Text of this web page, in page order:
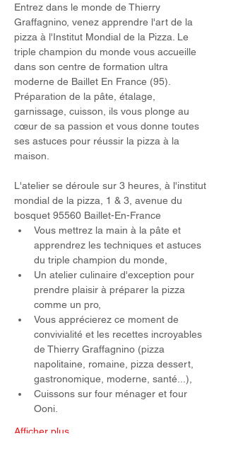
Entrez dans le monde de Thierry
Graffagnino, venez apprendre l'art de la
pizza à l'Institut Mondial de la Pizza. Le
triple champion du monde vous accueille
dans son centre de formation ultra
moderne de Baillet En France (95).
Préparation de la pâte, étalage,
garnissage, cuisson, ils vous plonge au
cœur de sa passion et vous donne toutes
ses astuces pour réussir la pizza à la
maison.
L'atelier se déroule sur 3 heures, à l'institut
mondial de la pizza, 1 & 3, avenue du
bosquet 95560 Baillet-En-France
Vous mettrez la main à la pâte et
apprendrez les techniques et astuces
du triple champion du monde,
Un atelier culinaire d'exception pour
prendre plaisir à préparer la pizza
comme un pro,
Vous apprécierez ce moment de
convivialité et les recettes incroyables
de Thierry Graffagnino (pizza
napolitaine, romaine, pizza dessert,
gastronomique, moderne, santé...),
Cuissons sur four ménager et four
Ooni.
Afficher plus